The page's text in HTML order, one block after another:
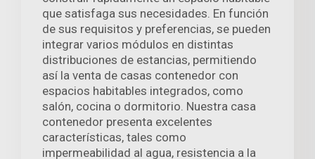
que satisfaga sus necesidades. En función
de sus requisitos y preferencias, se pueden
integrar varios módulos en distintas
distribuciones de estancias, permitiendo
así la venta de casas contenedor con
espacios habitables integrados, como
salón, cocina o dormitorio. Nuestra casa
contenedor presenta excelentes
características, tales como
impermeabilidad al agua, resistencia a la